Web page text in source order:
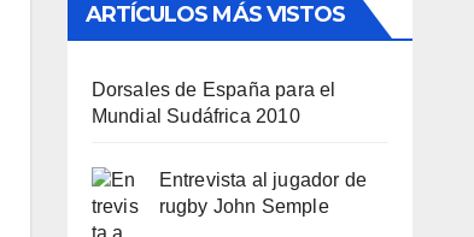
ARTÍCULOS MÁS VISTOS
Dorsales de España para el
Mundial Sudáfrica 2010
Entrevista al jugador de
rugby John Semple